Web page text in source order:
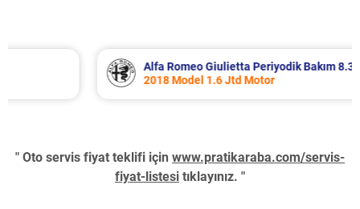
Alfa Romeo Giulietta Periyodik Bakım 8.340 TL
2018 Model 1.6 Jtd Motor
" Oto servis fiyat teklifi için www.pratikaraba.com/servis-
fiyat-listesi tıklayınız. "